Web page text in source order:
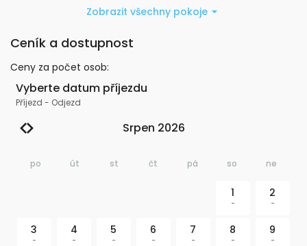
Zobrazit všechny pokoje
Ceník a dostupnost
Ceny za počet osob:
Vyberte datum příjezdu
Příjezd - Odjezd
Srpen 2026
po út st čt pá so ne
1
-
2
-
3
-
4
-
5
-
6
-
7
-
8
-
9
-